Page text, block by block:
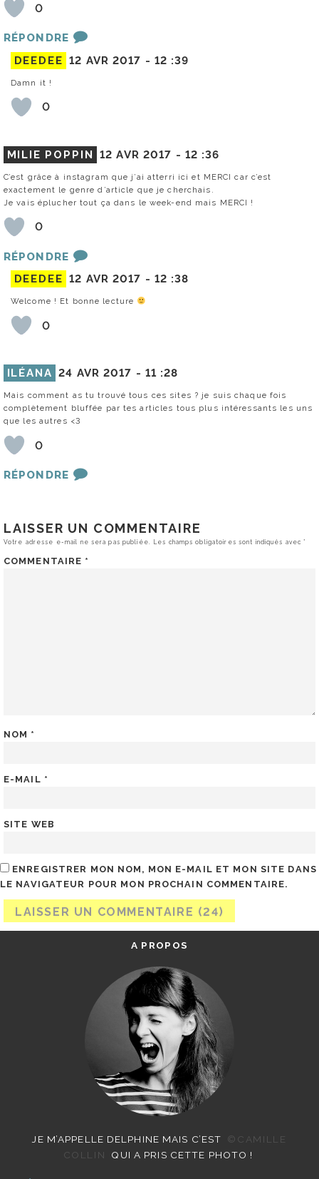
0
RÉPONDRE
DEEDEE 12 AVR 2017 - 12 :39
Damn it !
0
MILIE POPPIN 12 AVR 2017 - 12 :36
C’est grâce à instagram que j’ai atterri ici et MERCI car c’est
exactement le genre d’article que je cherchais.
Je vais éplucher tout ça dans le week-end mais MERCI !
0
RÉPONDRE
DEEDEE 12 AVR 2017 - 12 :38
Welcome ! Et bonne lecture
0
ILÉANA 24 AVR 2017 - 11 :28
Mais comment as tu trouvé tous ces sites ? je suis chaque fois
complètement bluffée par tes articles tous plus intéressants les uns
que les autres <3
0
RÉPONDRE
LAISSER UN COMMENTAIRE
Votre adresse e-mail ne sera pas publiée. Les champs obligatoires sont indiqués avec*
COMMENTAIRE *
NOM *
E-MAIL *
SITE WEB
ENREGISTRER MON NOM, MON E-MAIL ET MON SITE DANS
LE NAVIGATEUR POUR MON PROCHAIN COMMENTAIRE.
A PROPOS
JE M’APPELLE DELPHINE MAIS C’EST
©CAMILLE
COLLIN
QUI A PRIS CETTE PHOTO !